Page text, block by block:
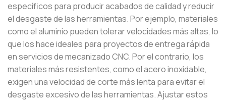
específicos para producir acabados de calidad y reducir
el desgaste de las herramientas. Por ejemplo, materiales
como el aluminio pueden tolerar velocidades más altas, lo
que los hace ideales para proyectos de entrega rápida
en servicios de mecanizado CNC. Por el contrario, los
materiales más resistentes, como el acero inoxidable,
exigen una velocidad de corte más lenta para evitar el
desgaste excesivo de las herramientas. Ajustar estos